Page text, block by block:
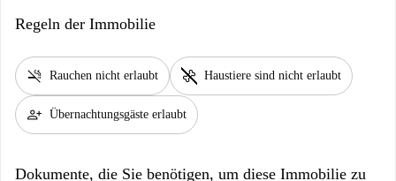
Regeln der Immobilie
smoke_free Rauchen nicht erlaubt pet_supplies Haustiere sind nicht erlaubt
person_add Übernachtungsgäste erlaubt
Dokumente, die Sie benötigen, um diese Immobilie zu